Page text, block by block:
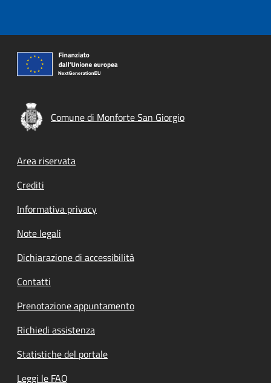
Comune di Monforte San Giorgio
Footer menu
Area riservata
Crediti
Informativa privacy
Note legali
Dichiarazione di accessibilità
Contatti
Prenotazione appuntamento
Richiedi assistenza
Statistiche del portale
Leggi le FAQ